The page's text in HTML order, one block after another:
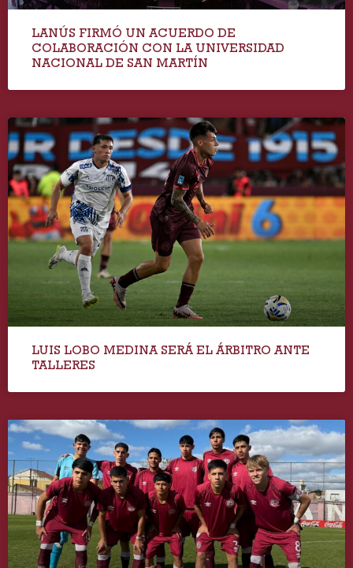
LANÚS FIRMÓ UN ACUERDO DE
COLABORACIÓN CON LA UNIVERSIDAD
NACIONAL DE SAN MARTÍN
LUIS LOBO MEDINA SERÁ EL ÁRBITRO ANTE
TALLERES